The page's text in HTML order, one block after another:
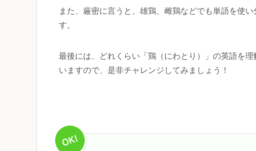
また、厳密に言うと、雄鶏、雌鶏などでも単語を使い
す。
最後には、どれくらい「鶏（にわとり）」の英語を理
いますので、是非チャレンジしてみましょう！